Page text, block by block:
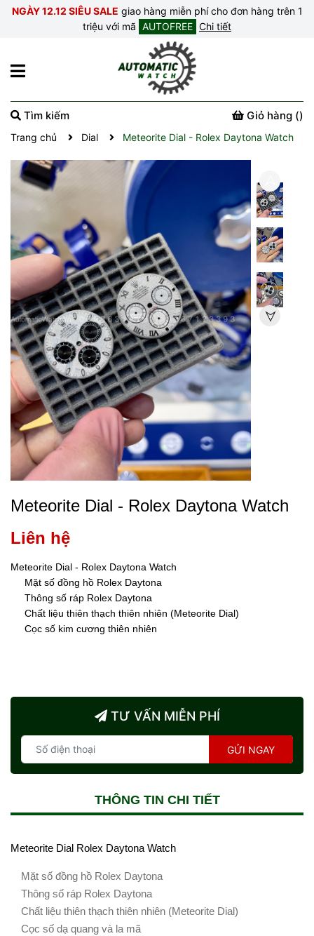
NGÀY 12.12 SIÊU SALE giao hàng miễn phí cho đơn hàng trên 1
triệu với mã AUTOFREE Chi tiết
Tìm kiếm Giỏ hàng ()
Trang chủ Dial Meteorite Dial - Rolex Daytona Watch
Meteorite Dial - Rolex Daytona Watch
Liên hệ
Meteorite Dial - Rolex Daytona Watch
Mặt số đồng hồ Rolex Daytona
Thông số ráp Rolex Daytona
Chất liệu thiên thạch thiên nhiên (Meteorite Dial)
Cọc số kim cương thiên nhiên
TƯ VẤN MIỄN PHÍ
GỬI NGAY
THÔNG TIN CHI TIẾT
Meteorite Dial Rolex Daytona Watch
Mặt số đồng hồ Rolex Daytona
Thông số ráp Rolex Daytona
Chất liệu thiên thạch thiên nhiên (Meteorite Dial)
Cọc số dạ quang và la mã